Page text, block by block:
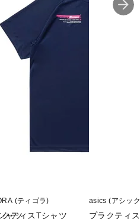
ャツ
(ティゴラ)
ティスTシャツ
asics (アシッ
プラクティ